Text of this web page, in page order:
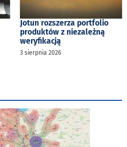
Jotun rozszerza portfolio
produktów z niezależną
weryfikacją
3 sierpnia 2026